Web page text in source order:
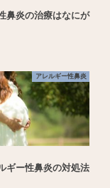
鼻炎の治療はなにが
アレルギー性鼻炎
ギー性鼻炎の対処法